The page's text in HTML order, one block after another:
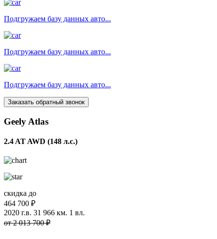
Подгружаем базу данных авто...
Подгружаем базу данных авто...
Подгружаем базу данных авто...
Заказать обратный звонок
Geely Atlas
2.4 AT AWD (148 л.с.)
скидка до
464 700 ₽
2020 г.в. 31 966 км. 1 вл.
от 2 013 700 ₽